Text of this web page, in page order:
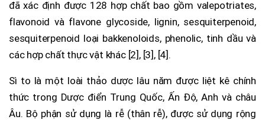
đã xác định được 128 hợp chất bao gồm valepotriates,
flavonoid và flavone glycoside, lignin, sesquiterpenoid,
sesquiterpenoid loại bakkenoloids, phenolic, tinh dầu và
các hợp chất thực vật khác [2], [3], [4].
Sì to là một loài thảo dược lâu năm được liệt kê chính
thức trong Dược điển Trung Quốc, Ấn Độ, Anh và châu
Âu. Bộ phận sử dụng là rễ (thân rễ), được sử dụng rộng